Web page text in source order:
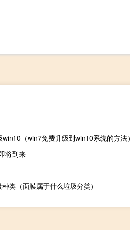
（win7免费升级到win10系统的方法）
将到来
类（面膜属于什么垃圾分类）